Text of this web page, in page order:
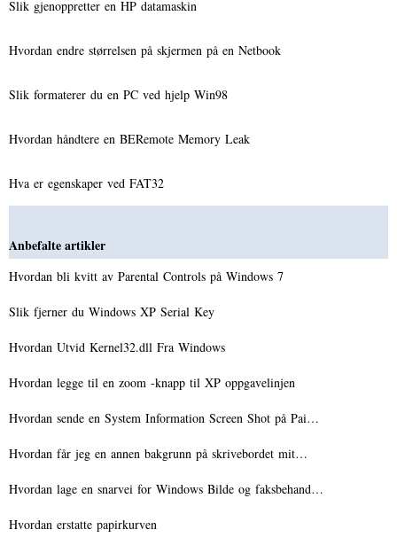
Slik gjenoppretter en HP datamaskin
Hvordan endre størrelsen på skjermen på en Netbook
Slik formaterer du en PC ved hjelp Win98
Hvordan håndtere en BERemote Memory Leak
Hva er egenskaper ved FAT32
Anbefalte artikler
Hvordan bli kvitt av Parental Controls på Windows 7
Slik fjerner du Windows XP Serial Key
Hvordan Utvid Kernel32.dll Fra Windows
Hvordan legge til en zoom -knapp til XP oppgavelinjen
Hvordan sende en System Information Screen Shot på Pai…
Hvordan får jeg en annen bakgrunn på skrivebordet mit…
Hvordan lage en snarvei for Windows Bilde og faksbehand…
Hvordan erstatte papirkurven